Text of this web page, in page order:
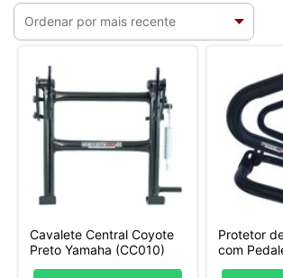
Cavalete Central Coyote
Preto Yamaha (CC010)
Protetor
com